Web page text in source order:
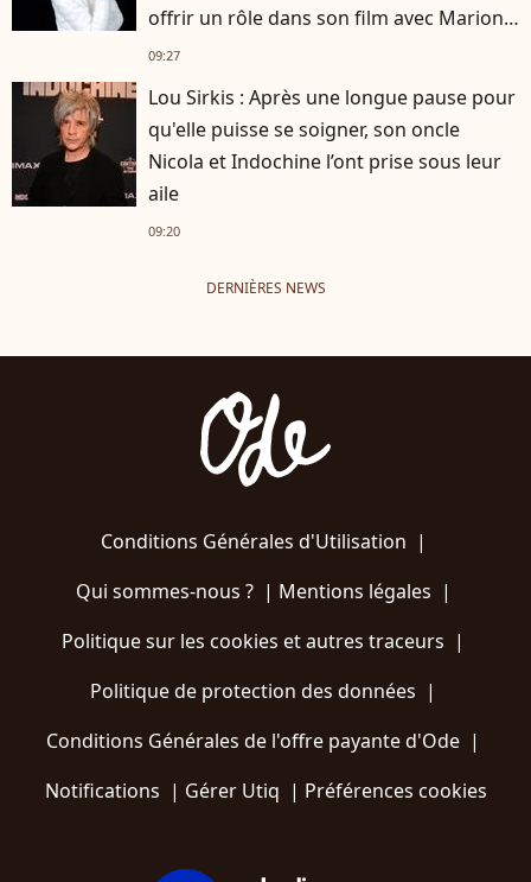
offrir un rôle dans son film avec Marion
Cotillard
09:27
Lou Sirkis : Après une longue pause pour
qu'elle puisse se soigner, son oncle
Nicola et Indochine l’ont prise sous leur
aile
09:20
DERNIÈRES NEWS
Conditions Générales d'Utilisation |
Qui sommes-nous ?| Mentions légales |
Politique sur les cookies et autres traceurs |
Politique de protection des données |
Conditions Générales de l'offre payante d'Ode |
Notifications | Gérer Utiq | Préférences cookies